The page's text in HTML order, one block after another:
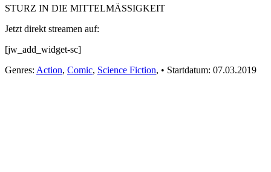
STURZ IN DIE MITTELMÄSSIGKEIT
Jetzt direkt streamen auf:
[jw_add_widget-sc]
Genres: Action, Comic, Science Fiction, • Startdatum: 07.03.2019